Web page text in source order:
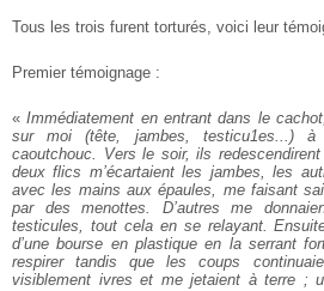
Tous les trois furent torturés, voici leur
Premier témoignage :
«Immédiatement en entrant dans le
sur moi (tête, jambes, testicu1es...) à
caoutchouc. Vers le soir, ils
deux flics m’écartaient les jambes, les
avec les mains aux épaules, me faisant
par des menottes. D’autres me
testicules, tout cela en se relayant.
d’une bourse en plastique en la serrant
respirer tandis que les coups
visiblement ivres et me jetaient à terre ;